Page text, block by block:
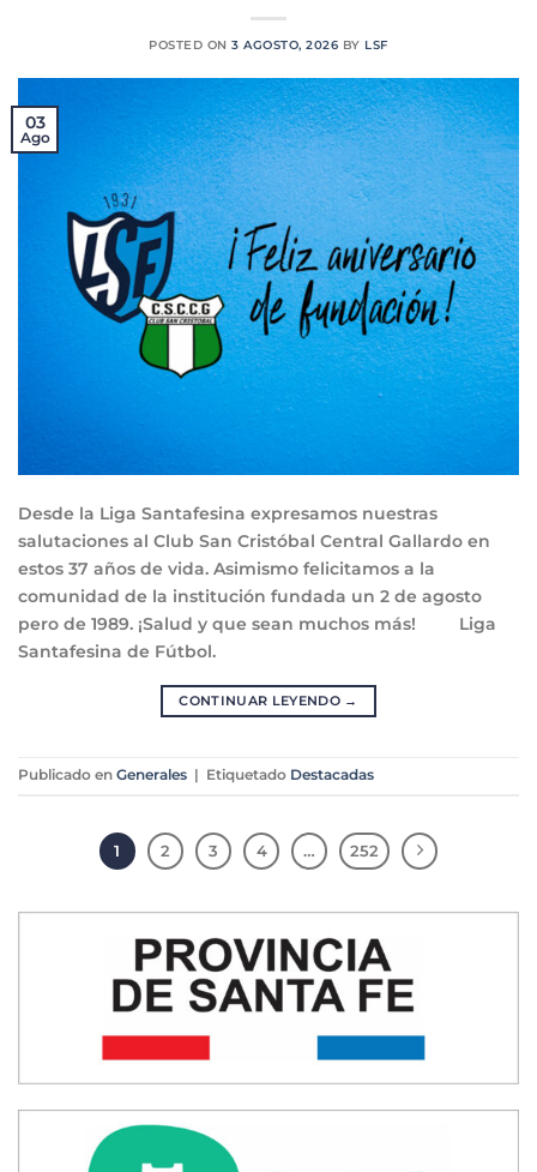
POSTED ON3 AGOSTO, 2026 BY LSF
03
Ago
Desde la Liga Santafesina expresamos nuestras
salutaciones al Club San Cristóbal Central Gallardo en
estos 37 años de vida. Asimismo felicitamos a la
comunidad de la institución fundada un 2 de agosto
pero de 1989. ¡Salud y que sean muchos más! Liga
Santafesina de Fútbol.
CONTINUAR LEYENDO →
Publicado en Generales Etiquetado Destacadas
1 2 3 4 … 252